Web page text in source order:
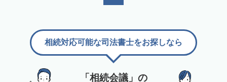
「相続会議」の
相続対応可能な司法書士をお探しなら